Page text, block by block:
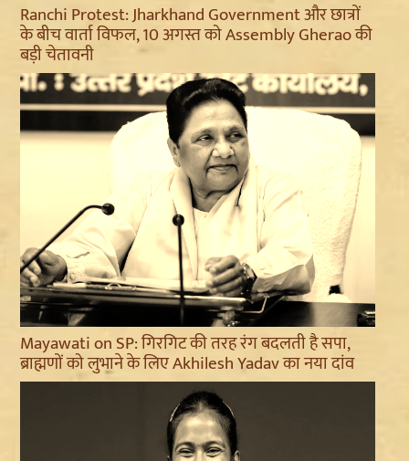
Ranchi Protest: Jharkhand Government और छात्रों
के बीच वार्ता विफल, 10 अगस्त को Assembly Gherao की
बड़ी चेतावनी
Mayawati on SP: गिरगिट की तरह रंग बदलती है सपा,
ब्राह्मणों को लुभाने के लिए Akhilesh Yadav का नया दांव